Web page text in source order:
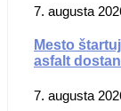
7. augusta
Mesto
asfalt
7. augusta